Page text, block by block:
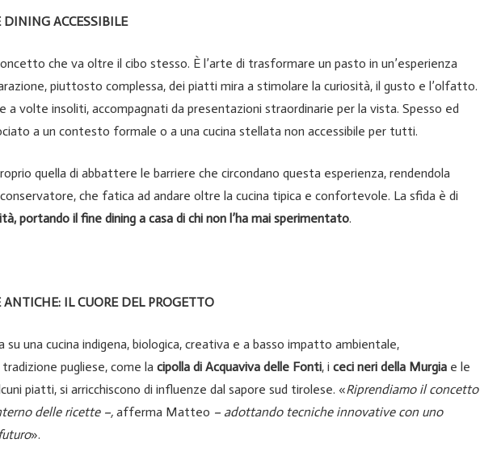
ACCESSIBILE
che va oltre il cibo stesso. È l’arte di trasformare un pasto in un’esperienza
piuttosto complessa, dei piatti mira a stimolare la curiosità, il gusto e l’olfatto.
volte insoliti, accompagnati da presentazioni straordinarie per la vista. Spesso ed
a un contesto formale o a una cucina stellata non accessibile per tutti.
quella di abbattere le barriere che circondano questa esperienza, rendendola
che fatica ad andare oltre la cucina tipica e confortevole. La sfida è di
portando il fine dining a casa di chi non l’ha mai sperimentato.
IL CUORE DEL PROGETTO
una cucina indigena, biologica, creativa e a basso impatto ambientale,
pugliese, come la cipolla di Acquaviva delle Fonti, i ceci neri della Murgia e le
piatti, si arricchiscono di influenze dal sapore sud tirolese. «Riprendiamo il concetto
delle ricette –, afferma Matteo – adottando tecniche innovative con uno
».